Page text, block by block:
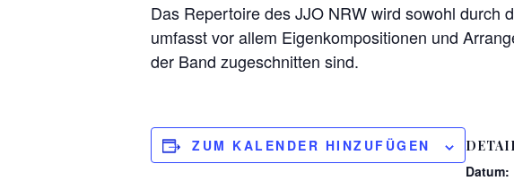
Das Repertoire des JJO NRW wird sowohl durch
umfasst vor allem Eigenkompositionen und
der Band zugeschnitten sind.
ZUM KALENDER HINZUFÜGEN
Datum: